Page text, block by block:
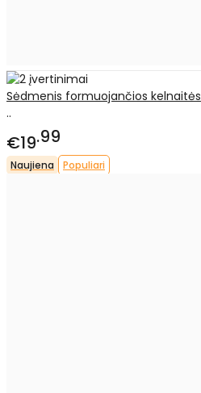
Sėdmenis formuojančios kelnaitės
..
€19 99
Naujiena Populiari